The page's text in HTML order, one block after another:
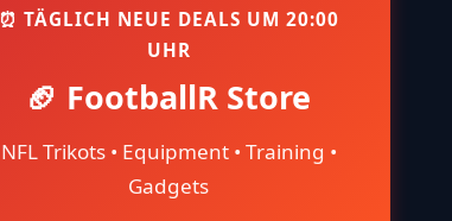
⏰ TÄGLICH NEUE DEALS UM 20:00
UHR
🏈 FootballR Store
NFL Trikots • Equipment • Training •
Gadgets